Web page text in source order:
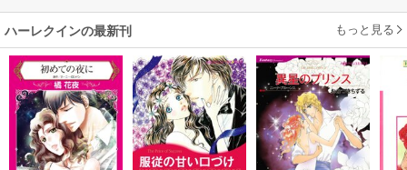
ハーレクインの最新刊 もっと見る